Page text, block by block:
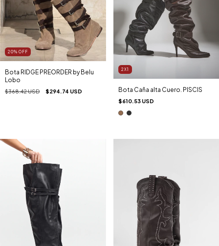
20% OFF
Bota RIDGE PREORDER by Belu
Lobo
$368.42 USD $294.74 USD
2X1
Bota Caña alta Cuero. PISCIS
$610.53 USD